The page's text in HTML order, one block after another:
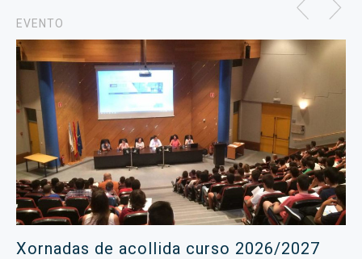
EVENTO
Xornadas de acollida curso 2026/2027